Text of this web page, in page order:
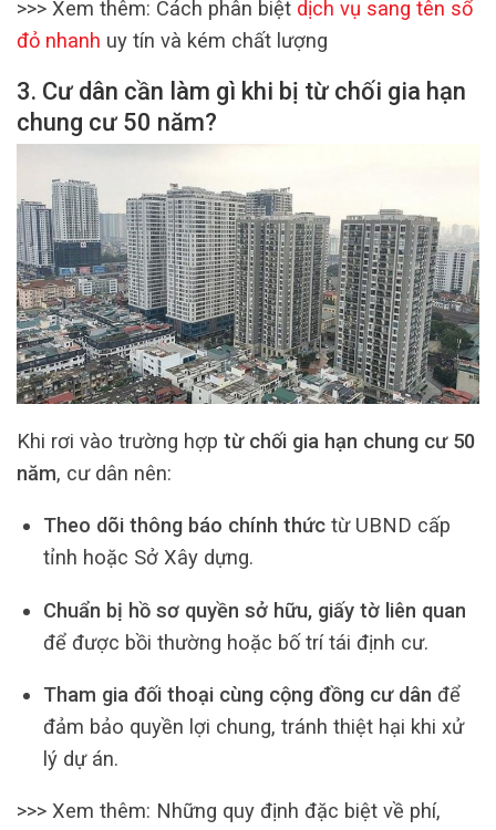
>>> Xem thêm: Cách phân biệt dịch vụ sang tên sổ
đỏ nhanh uy tín và kém chất lượng
3. Cư dân cần làm gì khi bị từ chối gia hạn
chung cư 50 năm?
Khi rơi vào trường hợp từ chối gia hạn chung cư 50
năm, cư dân nên:
Theo dõi thông báo chính thứctừ UBND cấp
tỉnh hoặc Sở Xây dựng.
Chuẩn bị hồ sơ quyền sở hữu, giấy tờ liên quan
để được bồi thường hoặc bố trí tái định cư.
Tham gia đối thoại cùng cộng đồng cư dân để
đảm bảo quyền lợi chung, tránh thiệt hại khi xử
lý dự án.
>>> Xem thêm: Những quy định đặc biệt về phí,